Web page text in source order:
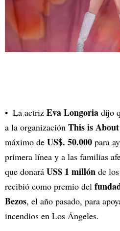
La actriz Eva Longoria dijo
a la organización This is
máximo de US$. 50.000 para
primera línea y a las familias
que donará US$ 1 millón de los
recibió como premio del
Bezos, el año pasado, para
incendios en Los Ángeles.